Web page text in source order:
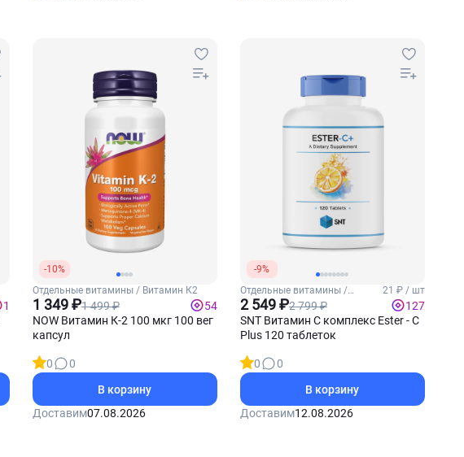
1
-10%
Отдельные витамины / Витамин К2
1 349 ₽1 499 ₽
54
NOW Витамин К-2 100 мкг 100 вег
капсул
0
0
В корзину
Доставим07.08.2026
-9%
Отдельные витамины /
Витамин С
21 ₽ / шт
2 549 ₽2 799 ₽
127
SNT Витамин С комплекс Ester - C
Plus 120 таблеток
0
0
В корзину
Доставим12.08.2026